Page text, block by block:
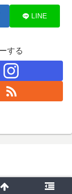
LINE
する
.